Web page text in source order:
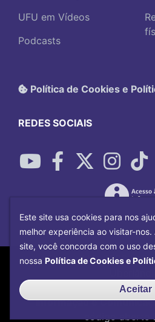
UFU em Vídeos
Podcasts
Política de Cookies e
REDES SOCIAIS
Copyright©2026
Centro
Informação e
código aberto
Este site usa cookies para nos
melhor experiência ao visitar-
site, você concorda com o uso
nossa Política de Cookies e
Aceitar